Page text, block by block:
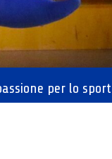
per lo